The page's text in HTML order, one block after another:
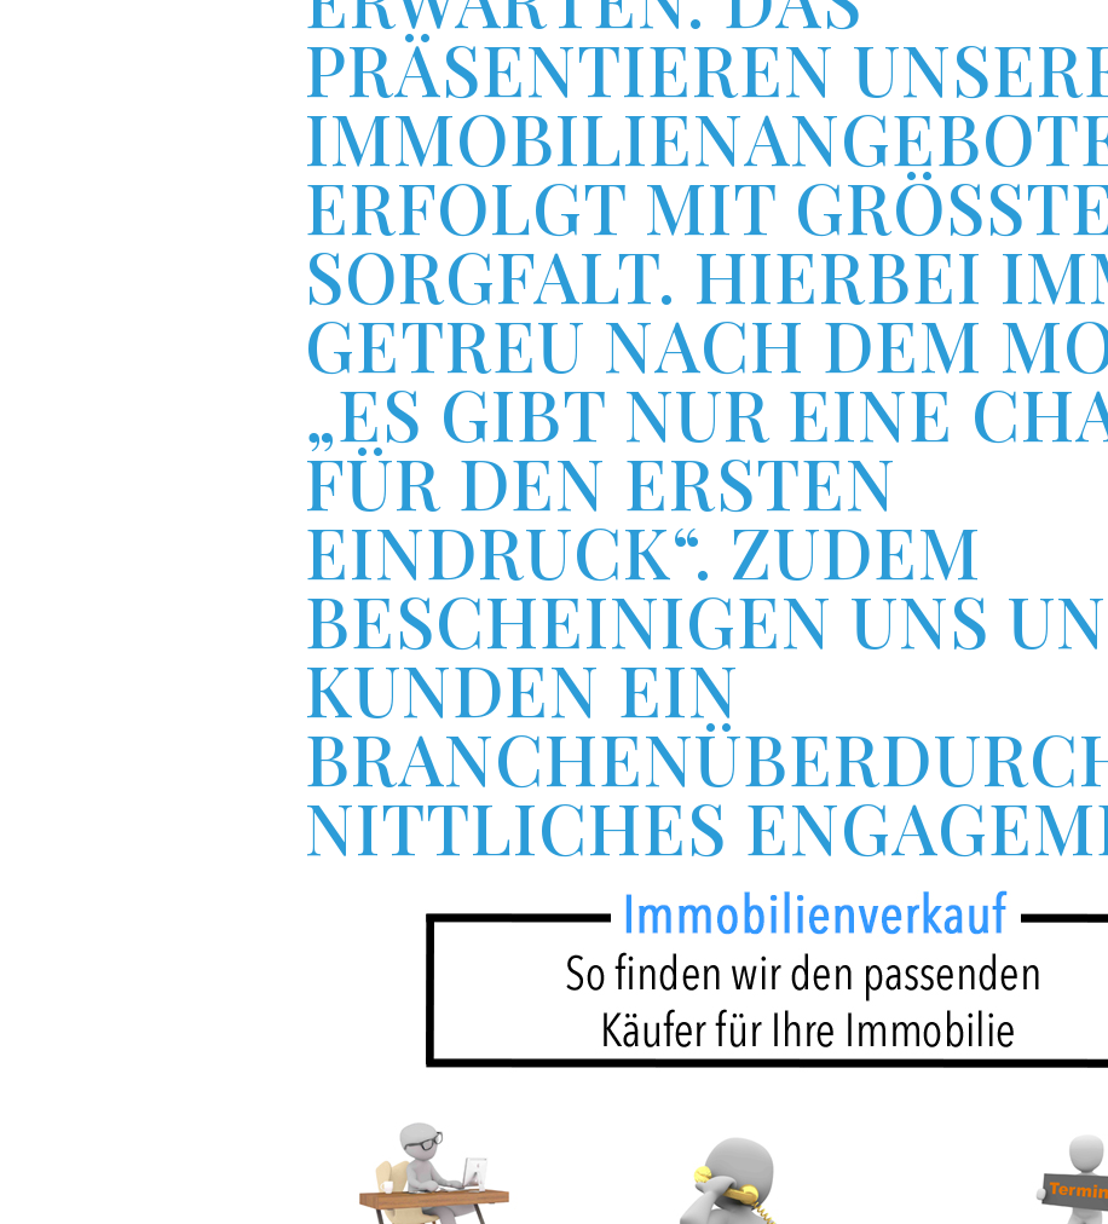
PRÄSENTIEREN
ERFOLGT MIT
ORGFALT. HIERBEI
ETREU NACH DEM
ES GIBT NUR EINE
ÜR DEN ERSTEN E
INDRUCK“. ZUDEM B
ESCHEINIGEN UNS
UNDEN EIN B
ITTLICHES